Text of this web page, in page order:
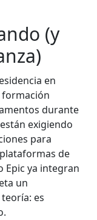
(y
en
formación
durante
exigiendo
para
de
Epic ya integran
un
es